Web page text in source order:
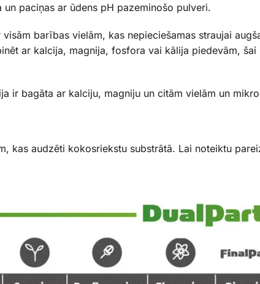
paciņas ar ūdens pH pazeminošo pulveri.
barības vielām, kas nepieciešamas straujai
ar kalcija, magnija, fosfora vai kālija piedevām, šai
ir bagāta ar kalciju, magniju un citām vielām un
kas audzēti kokosriekstu substrātā. Lai noteiktu